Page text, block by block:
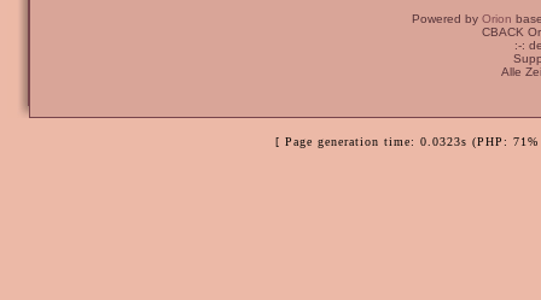
Powered by Orion
CBACK
:-:
Alle
[ Page generation time: 0.0323s (PHP: